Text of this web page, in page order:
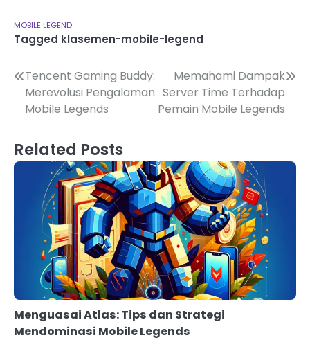
MOBILE LEGEND
Tagged klasemen-mobile-legend
Post
navigation
Tencent Gaming Buddy:
Merevolusi Pengalaman
Mobile Legends
Memahami Dampak
Server Time Terhadap
Pemain Mobile Legends
Related Posts
Menguasai Atlas: Tips dan Strategi
Mendominasi Mobile Legends